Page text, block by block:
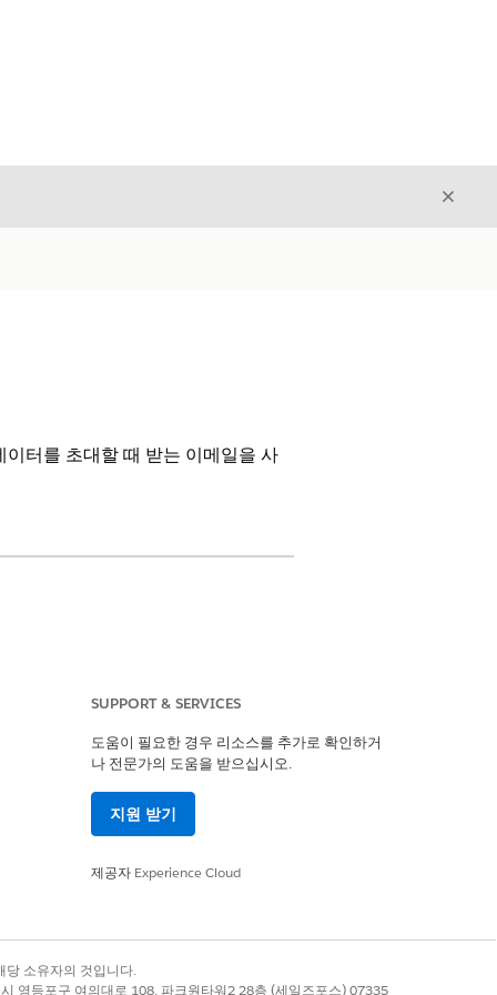
닫기
터를 초대할 때 받는 이메일을 사
다음의 중요한 질문에 답변
해 주십시오.
SUPPORT & SERVICES
도움이 필요한 경우 리소스를 추가로 확인하거
나 전문가의 도움을 받으십시오.
지원 받기
제공자 Experience Cloud
소유자의 것입니다.
영등포구 여의대로 108, 파크원타워2 28층 (세일즈포스) 07335